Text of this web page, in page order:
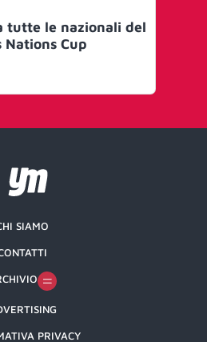
tutte le nazionali del
Nations Cup
SIAMO
PRIVACY